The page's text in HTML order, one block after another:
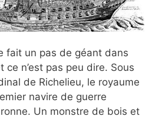
fait un pas de géant dans
ce n’est pas peu dire. Sous
de Richelieu, le royaume
navire de guerre
Un monstre de bois et